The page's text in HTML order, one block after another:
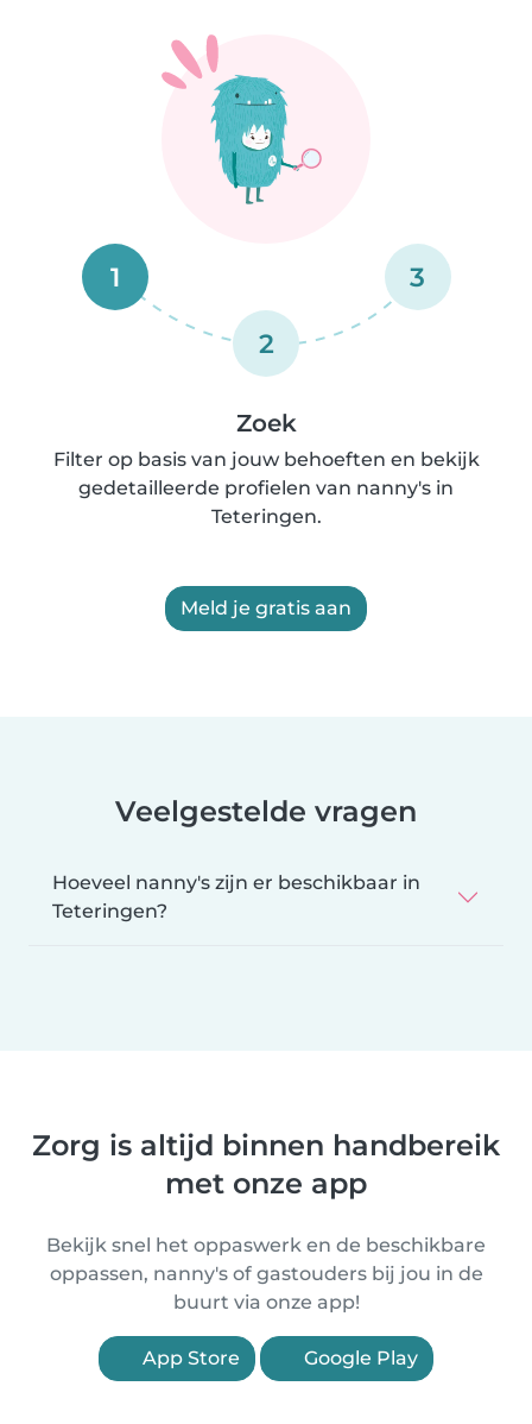
1
2
3
Zoek
Filter op basis van jouw behoeften en bekijk
gedetailleerde profielen van nanny's in
Teteringen.
Meld je gratis aan
Veelgestelde vragen
Hoeveel nanny's zijn er beschikbaar in
Teteringen?
Zorg is altijd binnen handbereik
met onze app
Bekijk snel het oppaswerk en de beschikbare
oppassen, nanny's of gastouders bij jou in de
buurt via onze app!
App Store Google Play